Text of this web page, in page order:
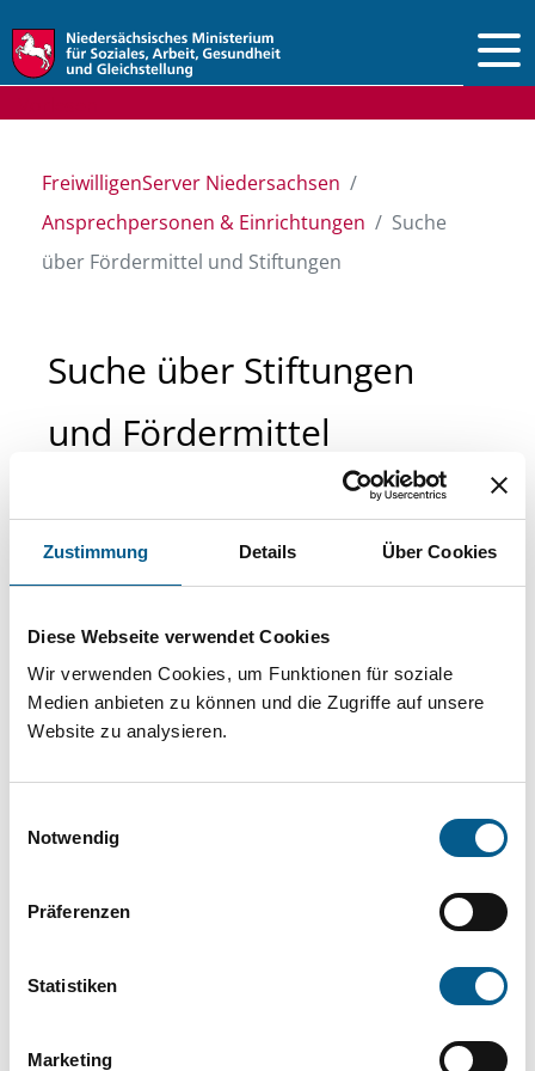
Zustimmung Details Über Cookies
Diese Webseite verwendet Cookies
Wir verwenden Cookies, um Funktionen für soziale
Medien anbieten zu können und die Zugriffe auf unsere
Website zu analysieren.
Notwendig
Präferenzen
Statistiken
Marketing
FreiwilligenServer Niedersachsen
Ansprechpersonen & Einrichtungen
Suche
über Fördermittel und Stiftungen
Suche über Stiftungen
und Fördermittel
Sie suchen finanzielle Unterstützung für ein
Projekt oder ein Vorhaben? Hier können Sie
direkt über unsere Fördermitteldatenbank und
Stiftungsdatenbank recherchieren. Bei der
Suche bitte die Groß- und Kleinschreibung
beachten.
Bitte Suchbegriff eingeben. Ergebnisse
können durch die Wahl von Bereichen oder
Suchen